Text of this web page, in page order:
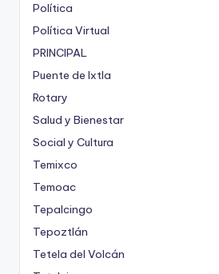
Política
Política Virtual
PRINCIPAL
Puente de Ixtla
Rotary
Salud y Bienestar
Social y Cultura
Temixco
Temoac
Tepalcingo
Tepoztlán
Tetela del Volcán